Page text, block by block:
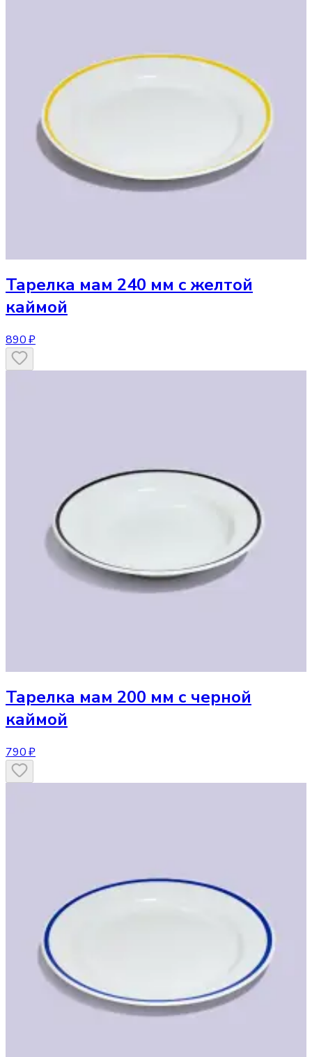
Тарелка мам 240 мм с желтой
каймой
890 ₽
Тарелка мам 200 мм с черной
каймой
790 ₽